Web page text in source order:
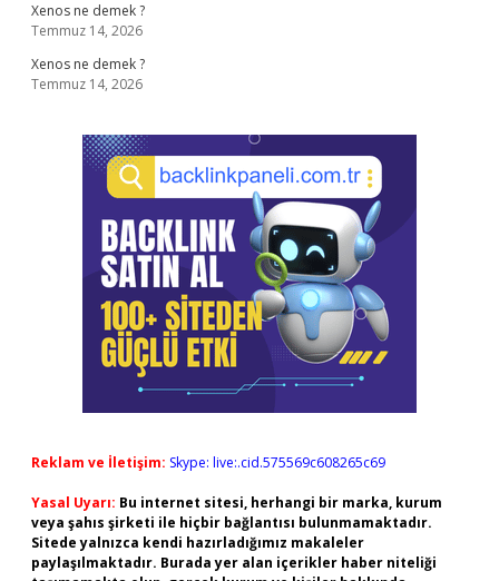
Xenos ne demek ?
Temmuz 14, 2026
Xenos ne demek ?
Temmuz 14, 2026
Reklam ve İletişim: Skype: live:.cid.575569c608265c69
Yasal Uyarı: Bu internet sitesi, herhangi bir marka, kurum
veya şahıs şirketi ile hiçbir bağlantısı bulunmamaktadır.
Sitede yalnızca kendi hazırladığımız makaleler
paylaşılmaktadır. Burada yer alan içerikler haber niteliği